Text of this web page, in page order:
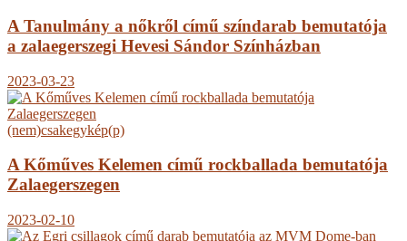
A Tanulmány a nőkről című színdarab bemutatója
a zalaegerszegi Hevesi Sándor Színházban
2023-03-23
(nem)csakegykép(p)
A Kőműves Kelemen című rockballada bemutatója
Zalaegerszegen
2023-02-10